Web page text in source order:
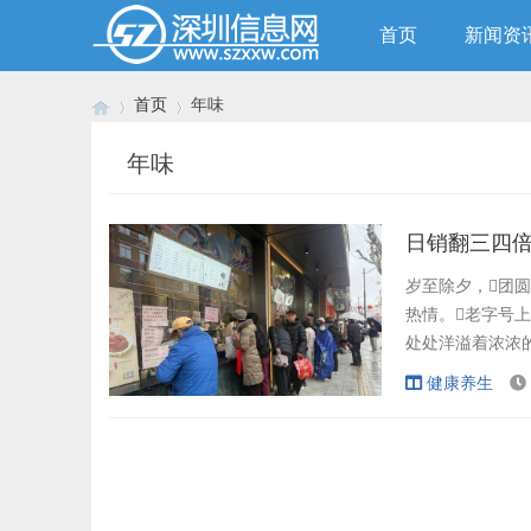
首页 新闻资
首页 年味
年味
日销翻三四
岁至除夕，团
热情。老字号
处处洋溢着浓浓
手脚麻利，一
健康养生